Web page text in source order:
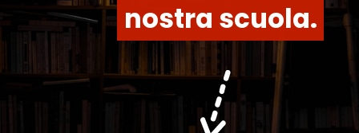
nostra scuola.
nostra scuola.